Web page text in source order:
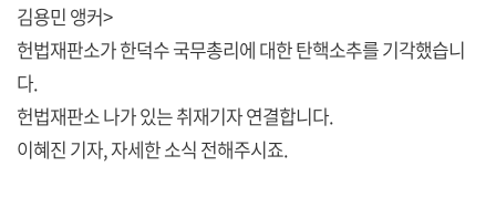
김용민 앵커>
헌법재판소가 한덕수 국무총리에 대한 탄핵소추를 기각했습니
다.
헌법재판소 나가 있는 취재기자 연결합니다.
이혜진 기자, 자세한 소식 전해주시죠.